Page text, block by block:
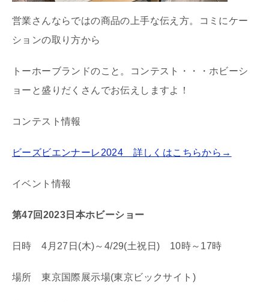
営業さんならではの商品の上手な伝え方。コミにケー
ションの取り方から
トーホーブランドのこと。コンテスト・・・ホビーシ
ョーと盛りだくさんでお伝えしますよ！
コンテスト情報
ビーズビエンナーレ2024 詳しくはこちらから→
イベント情報
第47回2023日本ホビーショー
日時 4月27日(木)～4/29(土祝日) 10時～17時
場所 東京国際展示場(東京ビックサイト)